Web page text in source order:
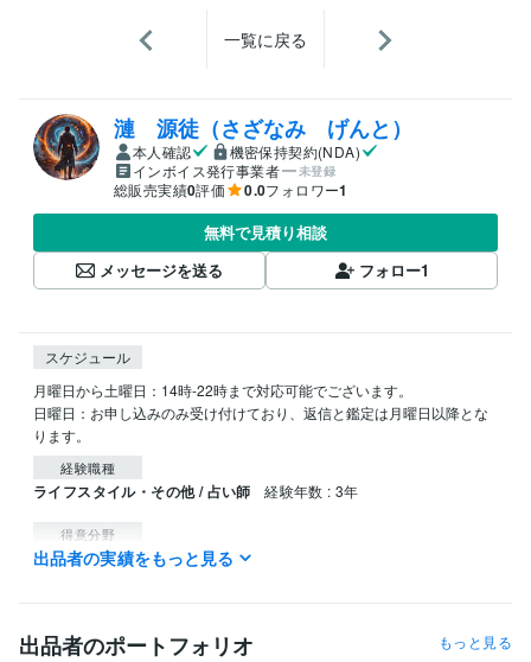
一覧に戻る
漣 源徒（さざなみ げんと）
本人確認
機密保持契約(NDA)
インボイス発行事業者
未登録
総販売実績0評価 0.0フォロワー1
無料で見積り相談
メッセージを送る
フォロー1
スケジュール
月曜日から土曜日：14時-22時まで対応可能でございます。
日曜日：お申し込みのみ受け付けており、返信と鑑定は月曜日以降とな
ります。
経験職種
ライフスタイル・その他 / 占い師 経験年数 : 3年
得意分野
占い タロット占い 西洋占星術
語学力
出品者の実績をもっと見る
出品者のポートフォリオ もっと見る